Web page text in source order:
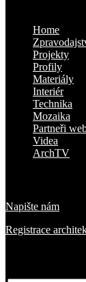
Home
Projekty
Profily
Materiály
Interiér
Technika
Mozaika
Partneři
Videa
ArchTV
Napište nám
Registrace